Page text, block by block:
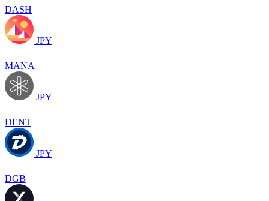
DASH
JPY
MANA
JPY
DENT
JPY
DGB